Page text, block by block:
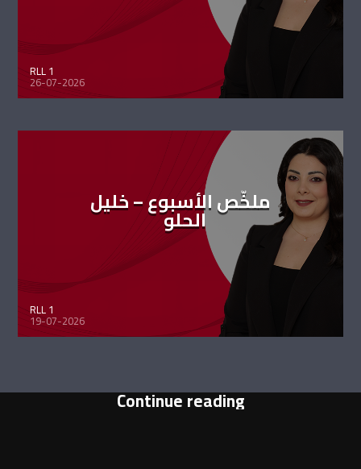
RLL 1
26-07-2026
ملخّص الأسبوع – خليل
الحلو
RLL 1
19-07-2026
Continue reading